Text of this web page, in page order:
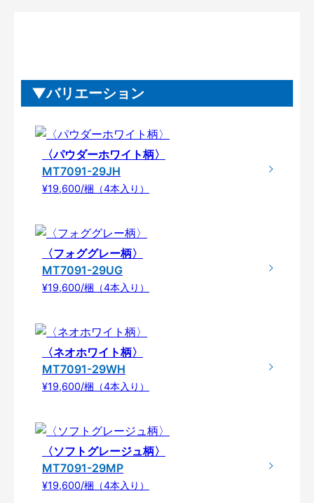
バリエーション
〈パウダーホワイト柄〉
MT7091-29JH
¥19,600/梱（4本入り）
〈フォググレー柄〉
MT7091-29UG
¥19,600/梱（4本入り）
〈ネオホワイト柄〉
MT7091-29WH
¥19,600/梱（4本入り）
〈ソフトグレージュ柄〉
MT7091-29MP
¥19,600/梱（4本入り）